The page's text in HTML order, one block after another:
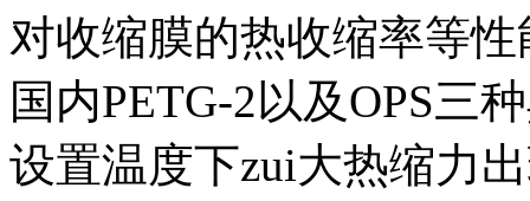
对收缩膜的热收缩率等
国内PETG-2以及OPS三
设置温度下zui大热缩力